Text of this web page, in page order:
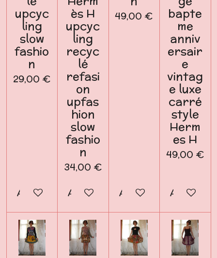
upcyc
ling
slow
fashio
n
29,00 €
Ajouter au panier
ès H
upcyc
ling
recyc
lé
refasi
on
upfas
hion
slow
fashio
n
34,00 €
Ajouter au panier
49,00 €
Ajouter au panier
bapte
me
anniv
ersair
e
vintag
e luxe
carré
style
Herm
es H
49,00 €
Ajouter